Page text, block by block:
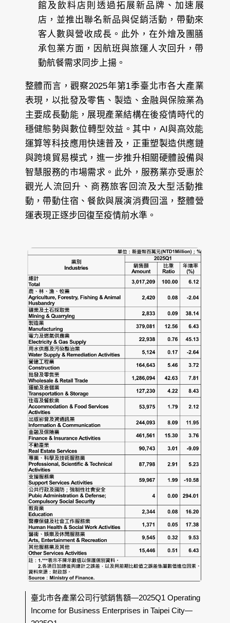
館及飲料店則透過拓展新品牌、加速展
店，並推出聯名新品與促銷活動，帶動來
客人數與營收成長。此外，在外燴及團膳
承包業方面，因航班與旅運人次回升，帶
動航餐需求同步上揚。
整體而言，觀察2025年第1季臺北市各大產業
表現，以批發及零售、製造、金融與保險業為
主要成長動能，展現產業結構在後疫情時代的
穩健態勢與數位轉型效益。其中，AI與高效能
運算等科技應用快速普及，正重塑製造供應鏈
與跨境貿易模式，進一步推升相關硬體設備與
智慧服務的市場需求。此外，服務業亦受惠於
觀光人流回升、商務旅客回流及大型活動推
動，帶動住宿、餐飲與展演消費回溫，整體營
運表現正逐步回復至疫情前水準。
臺北市各產業公司行號銷售額—2025Q1 Operating
Income for Business Enterprises in Taipei City—